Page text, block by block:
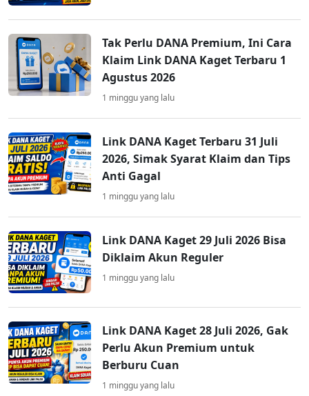
Tak Perlu DANA Premium, Ini Cara
Klaim Link DANA Kaget Terbaru 1
Agustus 2026
1 minggu yang lalu
Link DANA Kaget Terbaru 31 Juli
2026, Simak Syarat Klaim dan Tips
Anti Gagal
1 minggu yang lalu
Link DANA Kaget 29 Juli 2026 Bisa
Diklaim Akun Reguler
1 minggu yang lalu
Link DANA Kaget 28 Juli 2026, Gak
Perlu Akun Premium untuk
Berburu Cuan
1 minggu yang lalu